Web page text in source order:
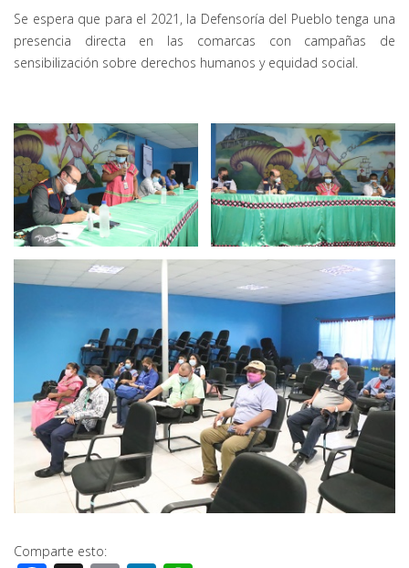
Se espera que para el 2021, la Defensoría del Pueblo tenga una
presencia directa en las comarcas con campañas de
sensibilización sobre derechos humanos y equidad social.
Comparte esto: